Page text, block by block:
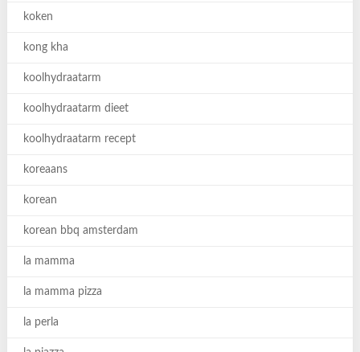
koken
kong kha
koolhydraatarm
koolhydraatarm dieet
koolhydraatarm recept
koreaans
korean
korean bbq amsterdam
la mamma
la mamma pizza
la perla